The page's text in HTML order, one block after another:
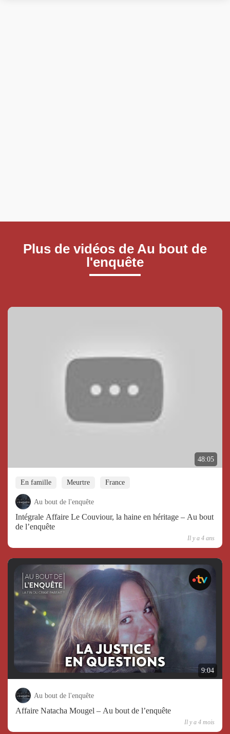
Plus de vidéos de Au bout de
l'enquête
48:05
En famille Meurtre France
Au bout de l'enquête
Intégrale Affaire Le Couviour, la haine en héritage – Au bout
de l’enquête
Il y a 4 ans
9:04
Au bout de l'enquête
Affaire Natacha Mougel – Au bout de l’enquête
Il y a 4 mois